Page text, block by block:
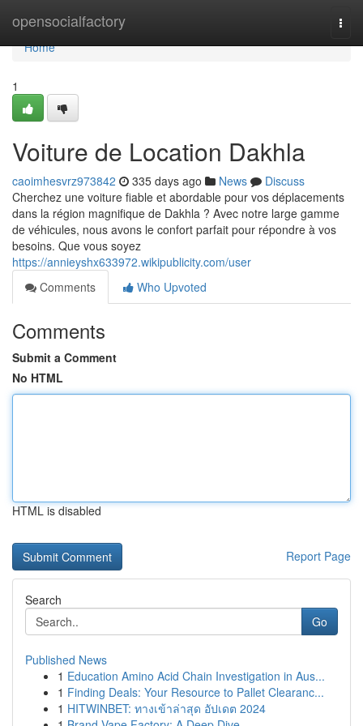
opensocialfactory
Home
Home
1
Voiture de Location Dakhla
caoimhesvrz973842 335 days ago News
Discuss
Cherchez une voiture fiable et abordable pour vos déplacements
dans la région magnifique de Dakhla ? Avec notre large gamme
de véhicules, nous avons le confort parfait pour répondre à vos
besoins. Que vous soyez
https://annieyshx633972.wikipublicity.com/user
Comments
Who Upvoted
Comments
Submit a Comment
No HTML
HTML is disabled
Report Page
Search
Go
Published News
1 Education Amino Acid Chain Investigation in Aus...
1 Finding Deals: Your Resource to Pallet Clearanc...
1 HITWINBET: ทางเข้าล่าสุด อัปเดต 2024